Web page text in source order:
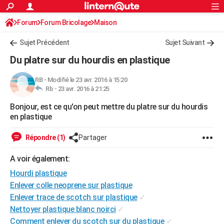
ACTUALITÉS
Politique
Société
Faits Divers
Education
Monde
Villes
+
FINANCE
Retraite
Impôts
Epargne
Immobilier
Risques naturels par ville
Banque
Assurance
Crédit
AUTO
Essais
Réserver un essai
Citadines
Berlines
SUV
Forum auto
+HIGH-TECH
Mobiles
Meilleur smartphone
Internet
Ordinateurs
Jeux vidéo
Guide high-tech
BRICOLAGE
WEEK-END
Guides de France
Escapades
Patrimoine
Expositions
Musées
Week-end nature
+LIFESTYLE
Art de vivre
Bien-être
Loisirs
Mode
Modes de vie
SANTE
Alimentation
Guide de la santé
Maladies
Médicaments
Sommeil
VOYAGE
S'inscrire
Connexion
Forum Forum Bricolage Maison
Sujet Précédent Sujet Suivant
Du platre sur du hourdis en plastique
RB- Modifié le 23 avr. 2016 à 15:20
Rb - 23 avr. 2016 à 21:25
Bonjour, est ce qu'on peut mettre du platre sur du hourdis
en plastique
Répondre (1) Partager
A voir également:
Hourdi plastique
Enlever colle neoprene sur plastique
Enlever trace de scotch sur plastique ✓
Nettoyer plastique blanc noirci ✓
Comment enlever du scotch sur du plastique ✓